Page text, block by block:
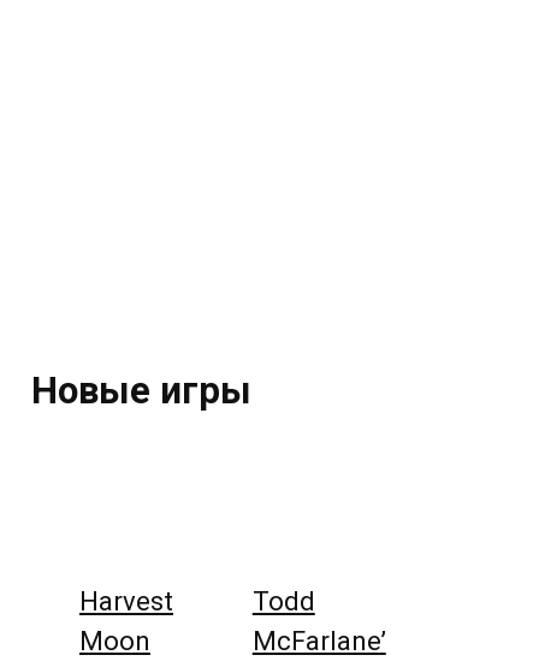
Новые игры
Harvest
Moon
Todd
McFarlane’